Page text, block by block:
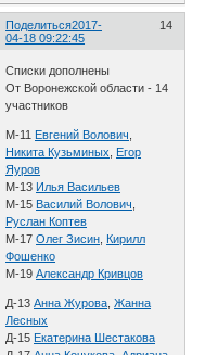
Поделиться 14
2017-
04-18 09:22:45
Списки дополнены
От Воронежской области - 14
участников
М-11 Евгений Волович
Никита Кузьминых
Егор
Яуров
М-13 Илья Васильев
М-15 Василий Волович
Руслан Коптев
М-17Олег Зисин Кирилл
Фошенко
М-19Александр Кривцов
Д-13Анна Журова ,Жанна
Лесных
Д-15 Екатерина Шестакова